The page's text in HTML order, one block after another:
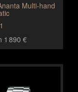
Multi-hand
1 890 €